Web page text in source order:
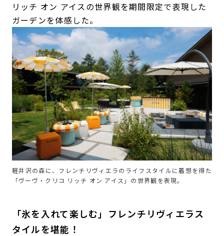
リッチ オン アイスの世界観を期間限定で表現した
ガーデンを体感した。
軽井沢の森に、フレンチリヴィエラのライフスタイルに着想を得た
「ヴーヴ・クリコ リッチ オン アイス」の世界観を表現。
「氷を入れて楽しむ」フレンチリヴィエラス
タイルを堪能！